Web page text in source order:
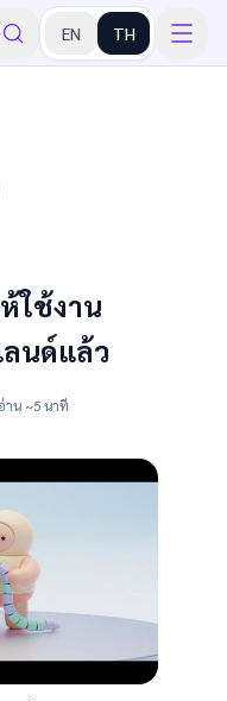
EN TH
ใช้งาน
นด์แล้ว
าน ~5 นาที